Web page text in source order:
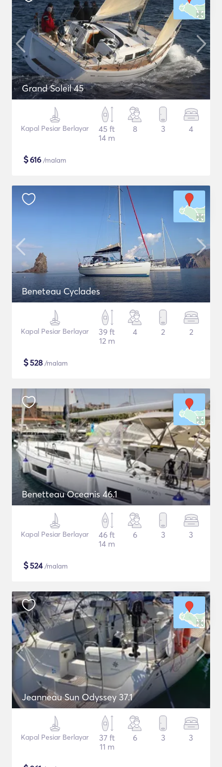
Grand Soleil 45
Kapal Pesiar Berlayar
45 ft
14 m
8 3 4
$616 /malam
Beneteau Cyclades
Kapal Pesiar Berlayar
39 ft
12 m
4 2 2
$528 /malam
Benetteau Oceanis 46.1
Kapal Pesiar Berlayar
46 ft
14 m
6 3 3
$524/malam
Jeanneau Sun Odyssey 37.1
Kapal Pesiar Berlayar
37 ft
11 m
6 3 3